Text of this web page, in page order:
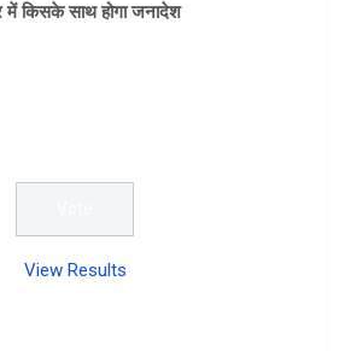
में किसके साथ होगा जनादेश
View Results